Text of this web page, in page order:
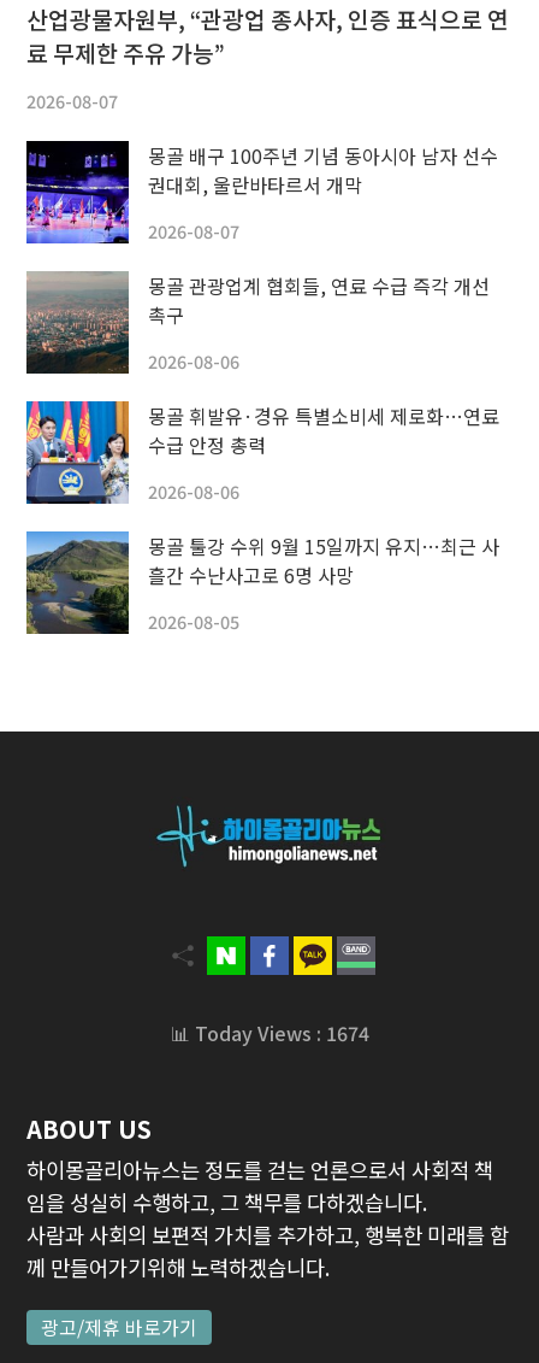
산업광물자원부, “관광업 종사자, 인증 표식으로 연
료 무제한 주유 가능”
2026-08-07
몽골 배구 100주년 기념 동아시아 남자 선수
권대회, 울란바타르서 개막
2026-08-07
몽골 관광업계 협회들, 연료 수급 즉각 개선
촉구
2026-08-06
몽골 휘발유·경유 특별소비세 제로화…연료
수급 안정 총력
2026-08-06
몽골 툴강 수위 9월 15일까지 유지…최근 사
흘간 수난사고로 6명 사망
2026-08-05
📊 Today Views : 1674
ABOUT US
하이몽골리아뉴스는 정도를 걷는 언론으로서 사회적 책
임을 성실히 수행하고, 그 책무를 다하겠습니다.
사람과 사회의 보편적 가치를 추가하고, 행복한 미래를 함
께 만들어가기위해 노력하겠습니다.
광고/제휴 바로가기